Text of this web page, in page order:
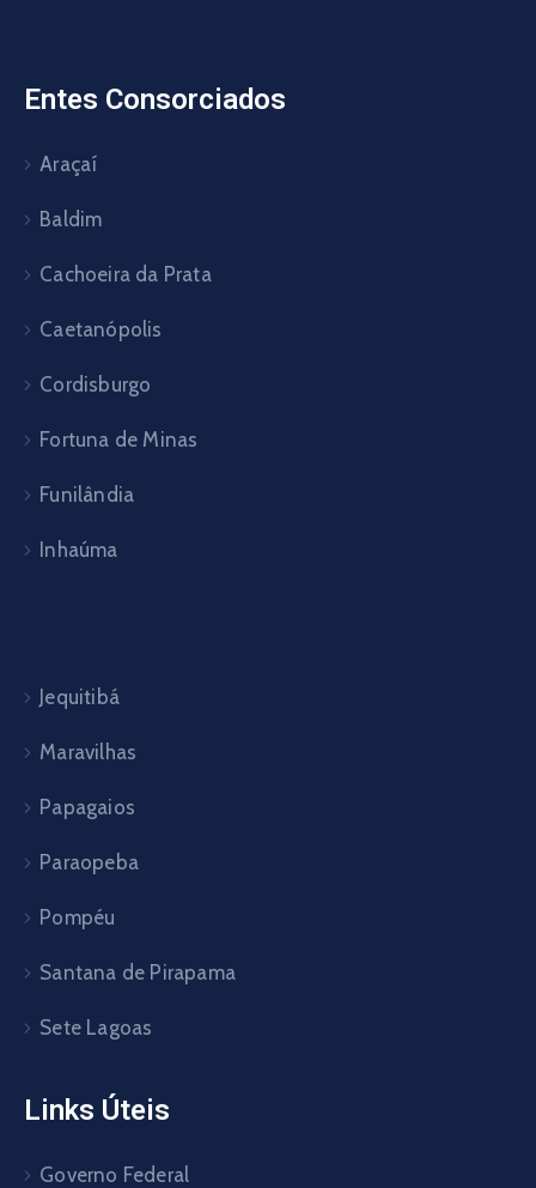
Entes Consorciados
Araçaí
Baldim
Cachoeira da Prata
Caetanópolis
Cordisburgo
Fortuna de Minas
Funilândia
Inhaúma
Jequitibá
Maravilhas
Papagaios
Paraopeba
Pompéu
Santana de Pirapama
Sete Lagoas
Links Úteis
Governo Federal